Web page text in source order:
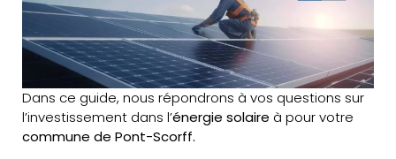
Dans ce guide, nous répondrons à vos questions sur
l’investissement dans l’énergie solaire à pour votre
commune de Pont-Scorff.